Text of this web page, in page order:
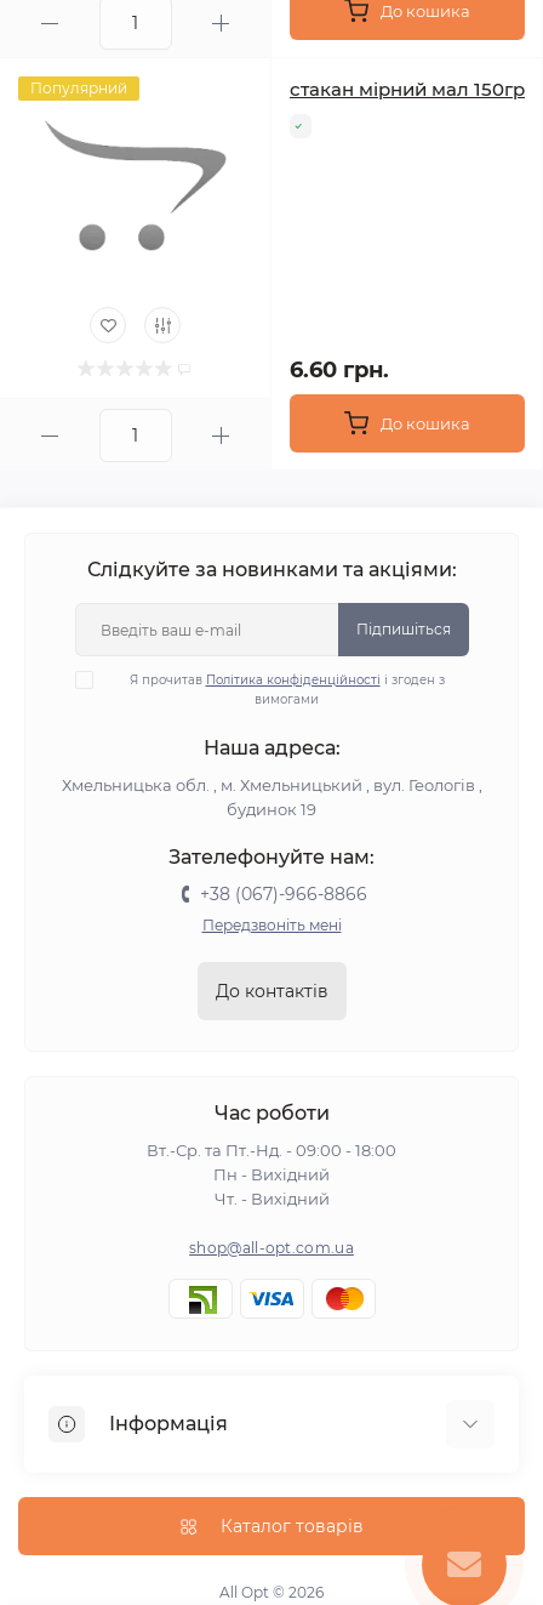
До кошика
Популярний стакан мірний мал 150гр
6.60 грн.
До кошика
Слідкуйте за новинками та акціями:
Підпишіться
Я прочитав Політика конфіденційності і згоден з
вимогами
Наша адреса:
Хмельницька обл. , м. Хмельницький , вул. Геологів ,
будинок 19
Зателефонуйте нам:
+38 (067)-966-8866
Передзвоніть мені
До контактів
Час роботи
Вт.-Ср. та Пт.-Нд. - 09:00 - 18:00
Пн - Вихідний
Чт. - Вихідний
shop@all-opt.com.ua
Інформація
Оплата та доставка
Повернення та обмін
Політика конфіденційності
Каталог товарів
All Opt © 2026